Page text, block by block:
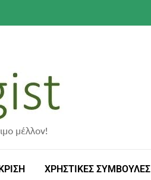
μέλλον!
ΧΡΗΣΤΙΚΕΣ ΣΥΜΒΟΥΛΕΣ